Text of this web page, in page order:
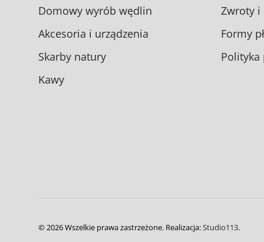
Domowy wyrób wędlin
Akcesoria i urządzenia
Skarby natury
Kawy
Zwroty i
Formy
Polityka
©2026Wszelkie prawa zastrzeżone.Realizacja:Studio113.